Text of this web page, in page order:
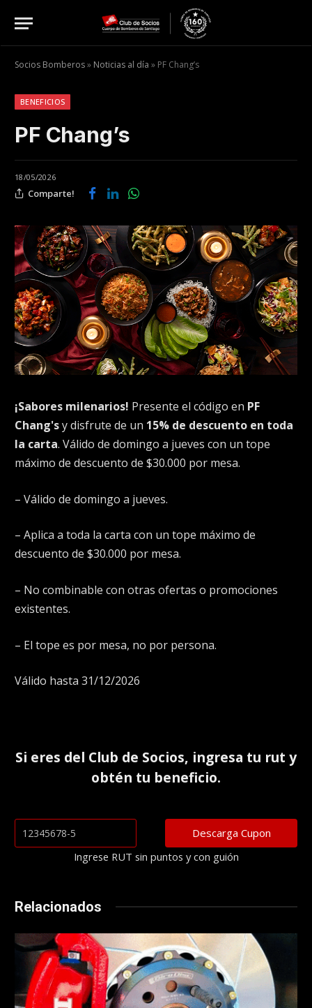
Socios Bomberos» Noticias al día » PF Chang’s
BENEFICIOS
PF Chang’s
18/05/2026
Comparte!
¡Sabores milenarios! Presente el código en PF
Chang'sy disfrute de un 15% de descuento en toda
la carta. Válido de domingo a jueves con un tope
máximo de descuento de $30.000 por mesa.
– Válido de domingo a jueves.
– Aplica a toda la carta con un tope máximo de
descuento de $30.000 por mesa.
– No combinable con otras ofertas o promociones
existentes.
– El tope es por mesa, no por persona.
Válido hasta 31/12/2026
Si eres del Club de Socios, ingresa tu rut y
obtén tu beneficio.
Ingrese RUT sin puntos y con guión
Relacionados